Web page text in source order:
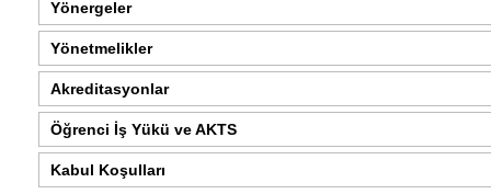
Yönergeler
Yönetmelikler
Akreditasyonlar
Öğrenci İş Yükü ve AKTS
Kabul Koşulları